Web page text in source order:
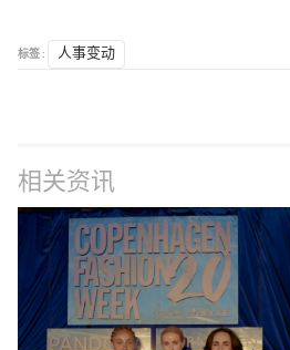
标签 : 人事变动
相关资讯